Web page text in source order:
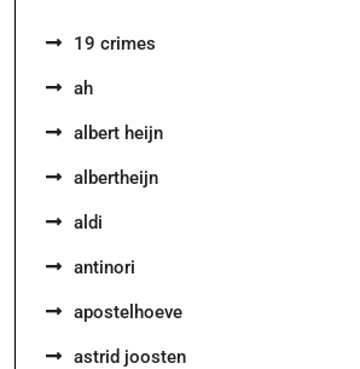
19 crimes
ah
albert heijn
albertheijn
aldi
antinori
apostelhoeve
astrid joosten